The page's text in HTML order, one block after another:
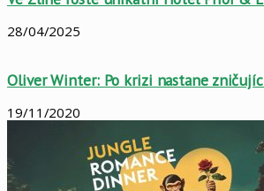
28/04/2025
Oliver Winter: Po krizi nastane
19/11/2020